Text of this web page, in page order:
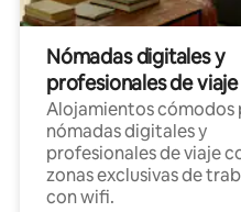
Nómadas digitales y
profesionales de viaje
Alojamientos cómodos
nómadas digitales y
profesionales de viaje
zonas exclusivas de
con wifi.